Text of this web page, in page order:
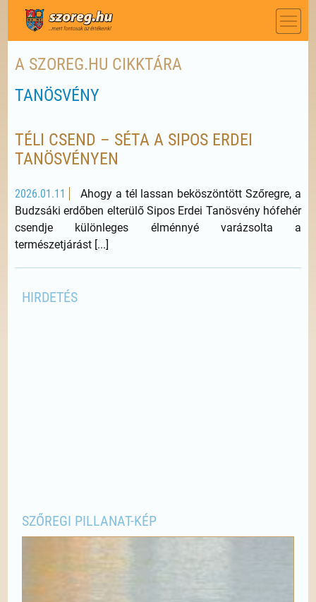
A SZOREG.HU CIKKTÁRA
TANÖSVÉNY
TÉLI CSEND – SÉTA A SIPOS ERDEI
TANÖSVÉNYEN
2026.01.11
Ahogy a tél lassan beköszöntött Szőregre, a
Budzsáki erdőben elterülő Sipos Erdei Tanösvény hófehér
csendje különleges élménnyé varázsolta a
természetjárást [...]
HIRDETÉS
SZŐREGI PILLANAT-KÉP